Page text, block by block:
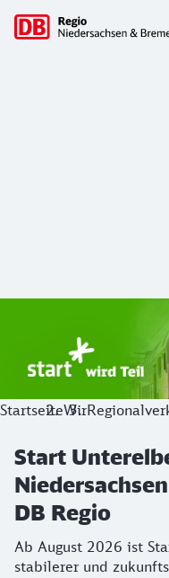
Hauptnavigation
Start
Ab August 2026 ist
StartseiteWir
Start
DB Regio
Ab August 2026 ist
stabilerer und